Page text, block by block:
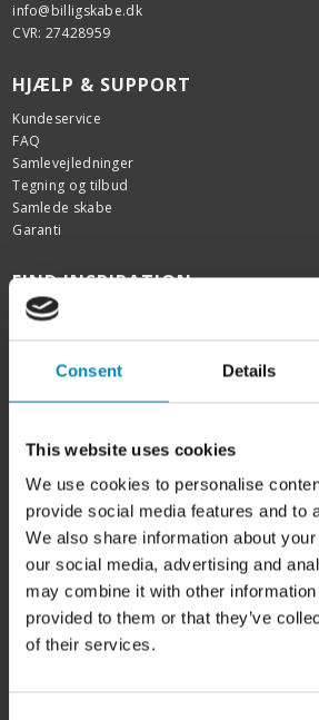
Consent Details
This website uses cookies
We use cookies to personalise
provide social media features and to
We also share information about
our social media, advertising and
may combine it with other information
provided to them or that they’ve
of their services.
info@billigskabe.dk
CVR: 27428959
HJÆLP & SUPPORT
Kundeservice
FAQ
Samlevejledninger
Tegning og tilbud
Samlede skabe
Garanti
FIND INSPIRATION
Skabslåger - oversigt
Kitchn tegneprogram
Køkken inspiration
Badeværelsesinspiration
Bordplader efter mål
Showrooms
Outlet
Kampagner
Siemens StudioLine
TILMELD DIG VORES
Som tilmeldt i kundeklubben er du blandt de